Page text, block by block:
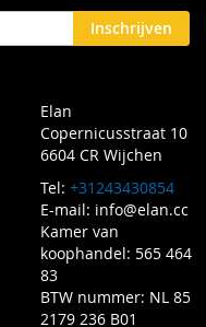
Inschrijven
Elan
Copernicusstraat 10
6604 CR Wijchen
Tel: +31243430854
E-mail: info@elan.cc
Kamer van
koophandel: 565 464
83
BTW nummer: NL 85
2179 236 B01